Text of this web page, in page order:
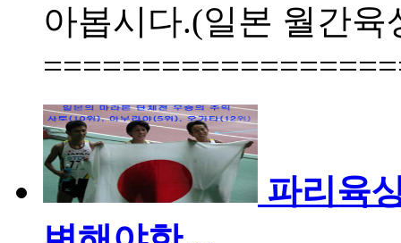
아봅시다.(일본 월간육
파리육